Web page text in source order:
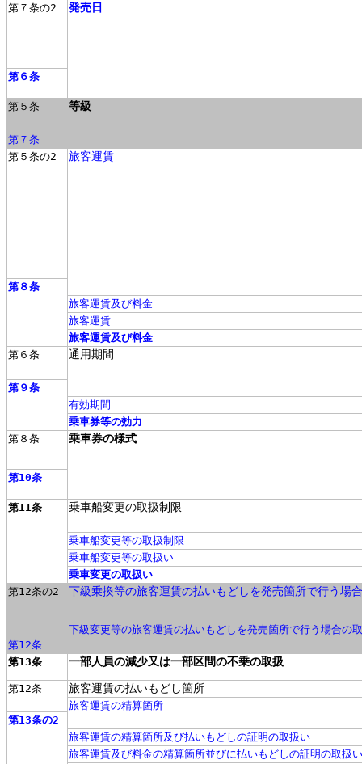
第７条の2 発売日
第６条
第５条 等級
第７条
第５条の2
旅客運賃
第８条
旅客運賃及び料金
旅客運賃
旅客運賃及び料金
第６条
通用期間
第９条
有効期間
乗車券等の効力
第８条
乗車券の様式
第10条
第11条 乗車船変更の取扱制限
乗車船変更等の取扱制限
乗車船変更等の取扱い
乗車変更の取扱い
第12条の2
下級乗換等の旅客運賃の払いもどしを発売箇所で行う場
下級変更等の旅客運賃の払いもどしを発売箇所で行う場合の
第12条
第13条
一部人員の減少又は一部区間の不乗の取扱
第12条 旅客運賃の払いもどし箇所
旅客運賃の精算箇所
第13条の2
旅客運賃の精算箇所及び払いもどしの証明の取扱い
旅客運賃及び料金の精算箇所並びに払いもどしの証明の取扱い